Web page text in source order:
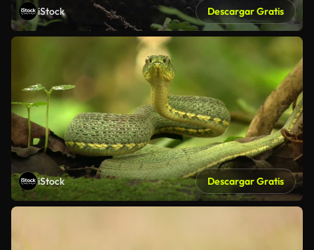
iStock Descargar Gratis
iStock Descargar Gratis